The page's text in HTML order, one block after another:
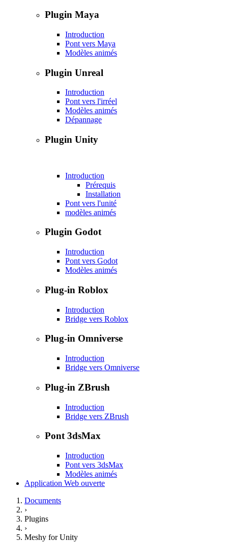
Plugin Maya
Introduction
Pont vers Maya
Modèles animés
Plugin Unreal
Introduction
Pont vers l'irréel
Modèles animés
Dépannage
Plugin Unity
Introduction
Prérequis
Installation
Pont vers l'unité
modèles animés
Plugin Godot
Introduction
Pont vers Godot
Modèles animés
Plug-in Roblox
Introduction
Bridge vers Roblox
Plug-in Omniverse
Introduction
Bridge vers Omniverse
Plug-in ZBrush
Introduction
Bridge vers ZBrush
Pont 3dsMax
Introduction
Pont vers 3dsMax
Modèles animés
Application Web ouverte
Documents
›
Plugins
›
Meshy for Unity